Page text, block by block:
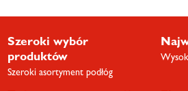
Szeroki wybór
produktów
Szeroki asortyment podłóg